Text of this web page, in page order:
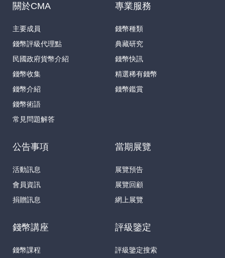
關於CMA
主要成員
錢幣評級代理點
民國政府貨幣介紹
錢幣收集
錢幣介紹
錢幣術語
常見問題解答
專業服務
錢幣種類
典藏研究
錢幣快訊
精選稀有錢幣
錢幣鑑賞
公告事項
活動訊息
會員資訊
捐贈訊息
當期展覽
展覽預告
展覽回顧
網上展覽
錢幣講座
錢幣課程
評級鑒定
評級鑒定搜索